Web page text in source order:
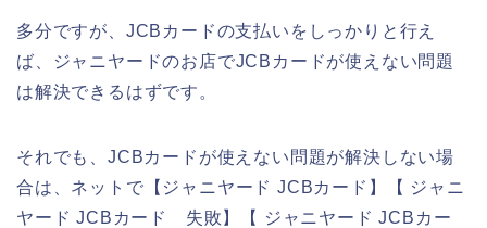
多分ですが、JCBカードの支払いをしっかりと行え
ば、ジャニヤードのお店でJCBカードが使えない問題
は解決できるはずです。
それでも、JCBカードが使えない問題が解決しない場
合は、ネットで【ジャニヤード JCBカード】【 ジャニ
ヤード JCBカード 失敗】【 ジャニヤード JCBカー